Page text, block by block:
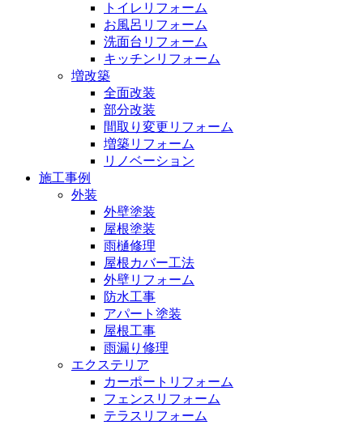
トイレリフォーム
お風呂リフォーム
洗面台リフォーム
キッチンリフォーム
増改築
全面改装
部分改装
間取り変更リフォーム
増築リフォーム
リノベーション
施工事例
外装
外壁塗装
屋根塗装
雨樋修理
屋根カバー工法
外壁リフォーム
防水工事
アパート塗装
屋根工事
雨漏り修理
エクステリア
カーポートリフォーム
フェンスリフォーム
テラスリフォーム